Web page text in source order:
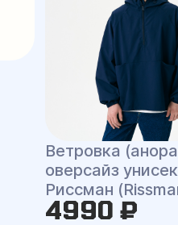
Ветровка
оверсайз
Риссман
4990 ₽